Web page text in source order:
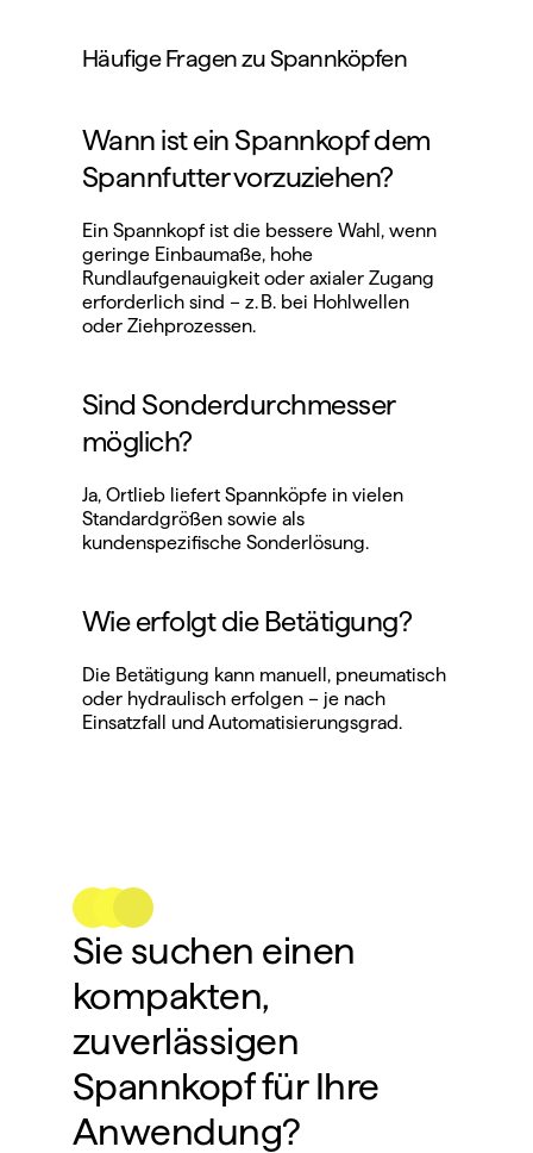
Häufige Fragen zu Spannköpfen
Wann ist ein Spannkopf dem
Spannfutter vorzuziehen?
Ein Spannkopf ist die bessere Wahl, wenn
geringe Einbaumaße, hohe
Rundlaufgenauigkeit oder axialer Zugang
erforderlich sind – z. B. bei Hohlwellen
oder Ziehprozessen.
Sind Sonderdurchmesser
möglich?
Ja, Ortlieb liefert Spannköpfe in vielen
Standardgrößen sowie als
kundenspezifische Sonderlösung.
Wie erfolgt die Betätigung?
Die Betätigung kann manuell, pneumatisch
oder hydraulisch erfolgen – je nach
Einsatzfall und Automatisierungsgrad.
Sie suchen einen
kompakten,
zuverlässigen
Spannkopf für Ihre
Anwendung?